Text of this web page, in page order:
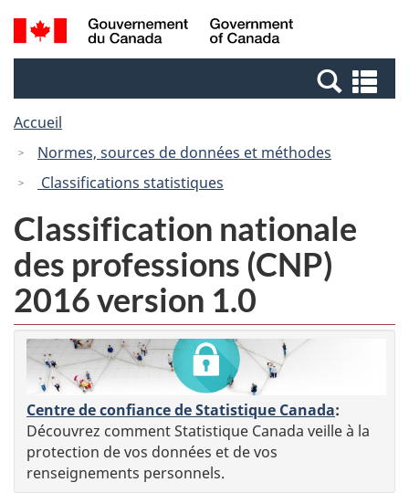
Passer
au
Passer
à
Canada
Recherche
et
et
Accueil
Normes, sources de données et méthodes
Classifications statistiques
Classification nationale
des professions (CNP)
2016 version 1.0
Centre de confiance de Statistique Canada:
Découvrez comment Statistique Canada veille à la
protection de vos données et de vos
renseignements personnels.